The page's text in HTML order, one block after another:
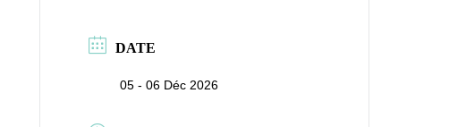
DATE
05 - 06 Déc 2026